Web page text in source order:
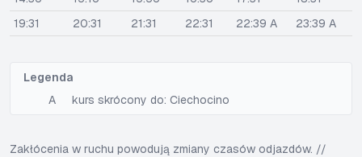
19:31
20:31 21:31 22:31 22:39 A 23:39 A
Legenda
A
kurs skrócony do: Ciechocino
Zakłócenia w ruchu powodują zmiany czasów odjazdów. //